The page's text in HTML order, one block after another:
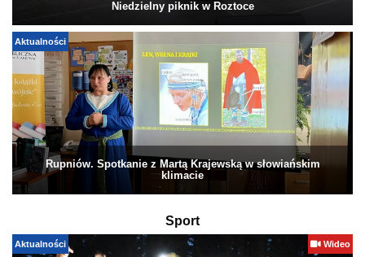
Niedzielny piknik w Roztoce
Aktualności
Rupniów. Spotkanie z Martą Krajewską w słowiańskim
klimacie
Sport
Aktualności Wideo